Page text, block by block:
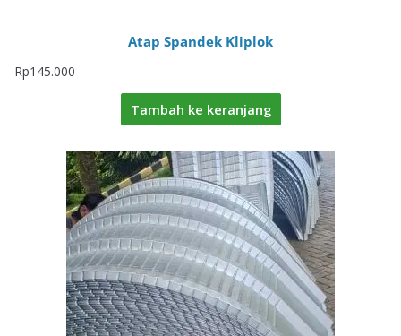
Atap Spandek Kliplok
Rp145.000
Tambah ke keranjang